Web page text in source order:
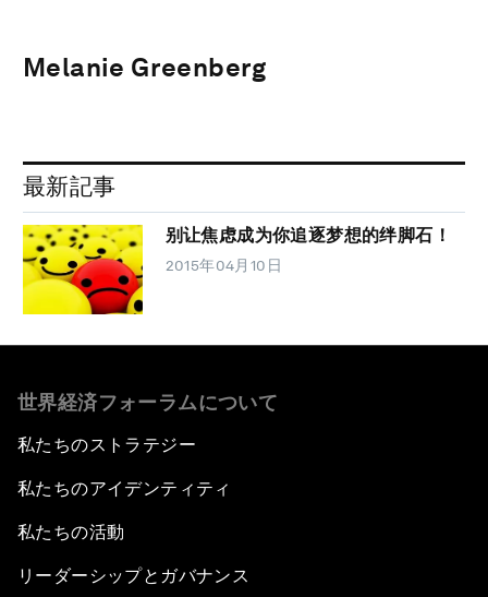
Melanie Greenberg
最新記事
别让焦虑成为你追逐梦想的绊脚石！
2015年04月10日
世界経済フォーラムについて
私たちのストラテジー
私たちのアイデンティティ
私たちの活動
リーダーシップとガバナンス